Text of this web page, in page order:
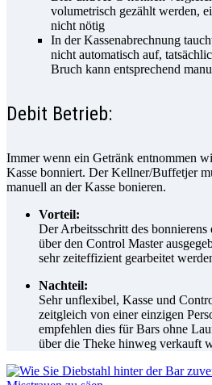
volumetrisch gezählt werden,
nicht nötig
In der Kassenabrechnung
nicht automatisch auf,
Bruch kann entsprechend
Debit Betrieb:
Immer wenn ein Getränk entnommen
Kasse bonniert. Der Kellner/Buffetjer
manuell an der Kasse bonieren.
Vorteil:
Der Arbeitsschritt des
über den Control Master
sehr zeiteffizient gearbeitet
Nachteil:
Sehr unflexibel, Kasse und
zeitgleich von einer einzigen
empfehlen dies für Bars ohne
über die Theke hinweg verkauft